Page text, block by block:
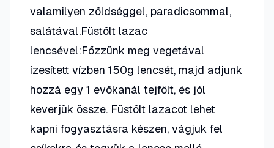
valamilyen zöldséggel, paradicsommal,
salátával.Füstölt lazac
lencsével:Főzzünk meg vegetával
ízesített vízben 150g lencsét, majd adjunk
hozzá egy 1 evőkanál tejfölt, és jól
keverjük össze. Füstölt lazacot lehet
kapni fogyasztásra készen, vágjuk fel